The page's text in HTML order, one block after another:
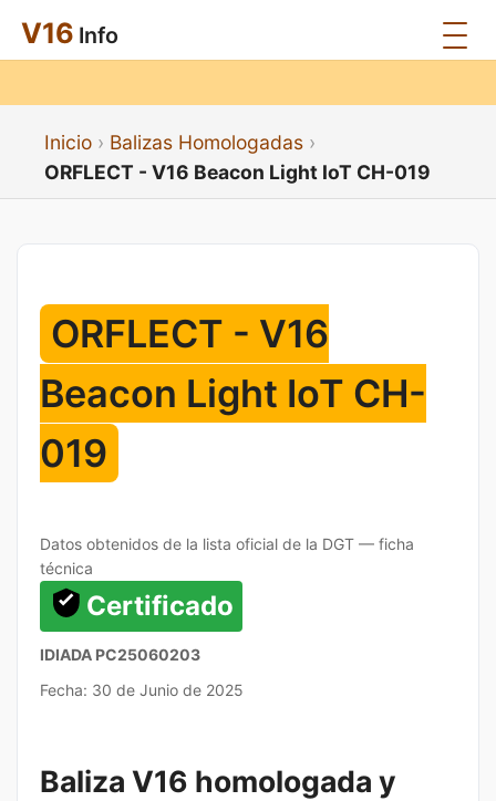
V16 Info
Inicio
Balizas Homologadas
ORFLECT - V16 Beacon Light IoT CH-019
ORFLECT - V16
Beacon Light IoT CH-
019
Datos obtenidos de la lista oficial de la DGT — ficha
técnica
Certificado
IDIADA PC25060203
Fecha: 30 de Junio de 2025
Baliza V16 homologada y